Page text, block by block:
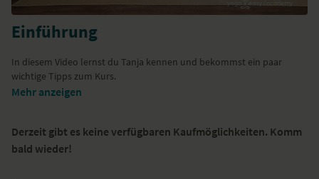
Einführung
In diesem Video lernst du Tanja kennen und bekommst ein paar
wichtige Tipps zum Kurs.
Mehr anzeigen
Derzeit gibt es keine verfügbaren Kaufmöglichkeiten. Komm
bald wieder!